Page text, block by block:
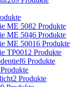
ME 5082 Produkte
ME 5046 Produkte
ME 50016 Produkte
TP001 2 Produkte
6 Produkte
2 Produkte